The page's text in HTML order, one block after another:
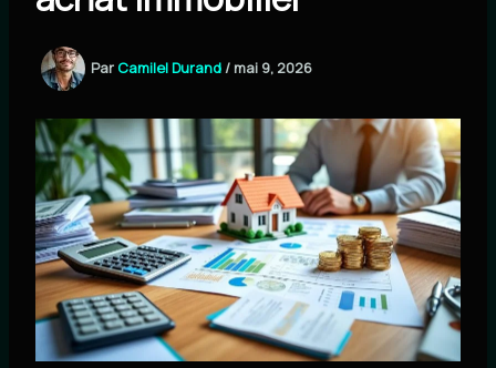
Par Camilel Durand / mai 9, 2026